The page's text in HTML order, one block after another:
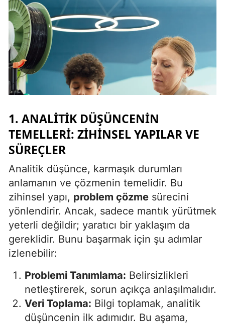
Kütahya
Malatya
Manisa
Kahramanmaraş
Nevşehir
Niğde
Ordu
Rize
Samsun
Siirt
Sinop
1. ANALITIK DÜŞÜNCENIN
TEMELLERI: ZIHINSEL YAPILAR VE
SÜREÇLER
Analitik düşünce, karmaşık durumları
anlamanın ve çözmenin temelidir. Bu
zihinsel yapı, problem çözme sürecini
yönlendirir. Ancak, sadece mantık yürütmek
yeterli değildir; yaratıcı bir yaklaşım da
gereklidir. Bunu başarmak için şu adımlar
izlenebilir:
Problemi Tanımlama: Belirsizlikleri
netleştirerek, sorun açıkça anlaşılmalıdır.
Veri Toplama: Bilgi toplamak, analitik
düşüncenin ilk adımıdır. Bu aşama,